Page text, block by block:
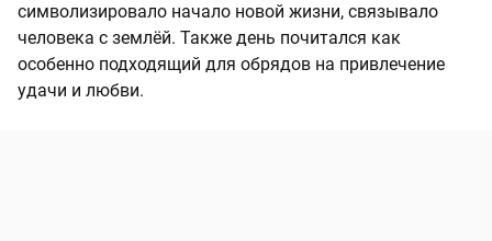
символизировало начало новой жизни, связывало
человека с землёй. Также день почитался как
особенно подходящий для обрядов на привлечение
удачи и любви.